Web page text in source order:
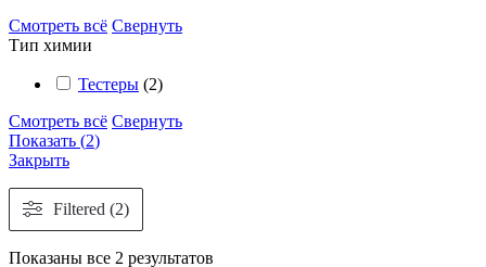
Смотреть всё Свернуть
Тип химии
Тестеры (2)
Смотреть всё Свернуть
Показать (2)
Закрыть
Filtered (2)
Показаны все 2 результатов